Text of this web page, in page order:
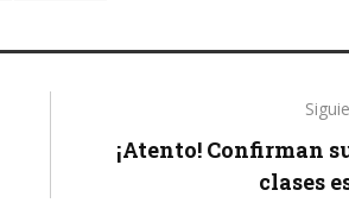
¡Atento! Confirman
clases